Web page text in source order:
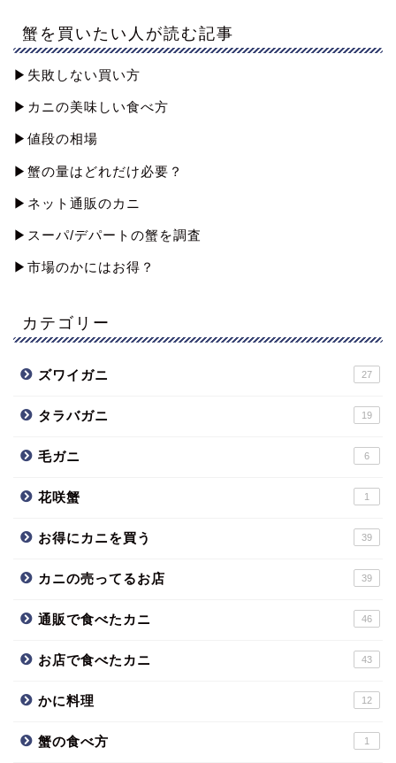
蟹を買いたい人が読む記事
▶︎失敗しない買い方
▶︎カニの美味しい食べ方
▶︎値段の相場
▶︎蟹の量はどれだけ必要？
▶︎ネット通販のカニ
▶︎スーパ/デパートの蟹を調査
▶︎市場のかにはお得？
カテゴリー
ズワイガニ 27
タラバガニ 19
毛ガニ 6
花咲蟹 1
お得にカニを買う 39
カニの売ってるお店 39
通販で食べたカニ 46
お店で食べたカニ 43
かに料理 12
蟹の食べ方 1